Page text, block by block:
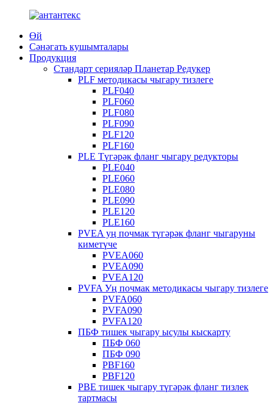
Өй
Сәнәгать кушымталары
Продукция
Стандарт серияләр Планетар Редукер
PLF методикасы чыгару тизлеге
PLF040
PLF060
PLF080
PLF090
PLF120
PLF160
PLE Түгәрәк фланг чыгару редукторы
PLE040
PLE060
PLE080
PLE090
PLE120
PLE160
PVEA уң почмак түгәрәк фланг чыгаруны
киметүче
PVEA060
PVEA090
PVEA120
PVFA Уң почмак методикасы чыгару тизлеге
PVFA060
PVFA090
PVFA120
ПБФ тишек чыгару ысулы кыскарту
ПБФ 060
ПБФ 090
PBF160
PBF120
PBE тишек чыгару түгәрәк фланг тизлек
тартмасы